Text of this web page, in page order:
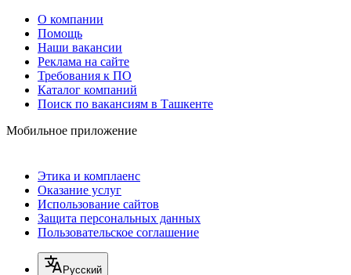
О компании
Помощь
Наши вакансии
Реклама на сайте
Требования к ПО
Каталог компаний
Поиск по вакансиям в Ташкенте
Мобильное приложение
Этика и комплаенс
Оказание услуг
Использование сайтов
Защита персональных данных
Пользовательское соглашение
Русский